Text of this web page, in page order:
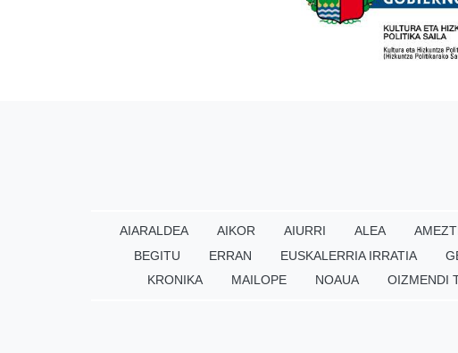
AIARALDEA AIKOR AIURRI ALEA
BEGITU
ERRAN EUSKALERRIA IRRATIA
KRONIKA
MAILOPE NOAUA OIZMENDI